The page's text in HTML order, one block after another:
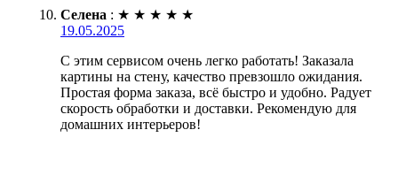
Селена : ★ ★ ★ ★ ★
19.05.2025
С этим сервисом очень легко работать! Заказала
картины на стену, качество превзошло ожидания.
Простая форма заказа, всё быстро и удобно. Радует
скорость обработки и доставки. Рекомендую для
домашних интерьеров!